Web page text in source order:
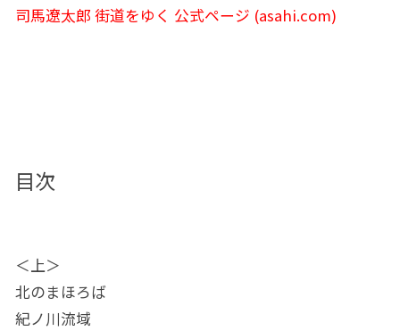
司馬遼太郎 街道をゆく 公式ページ (asahi.com)
目次
＜上＞
北のまほろば
紀ノ川流域